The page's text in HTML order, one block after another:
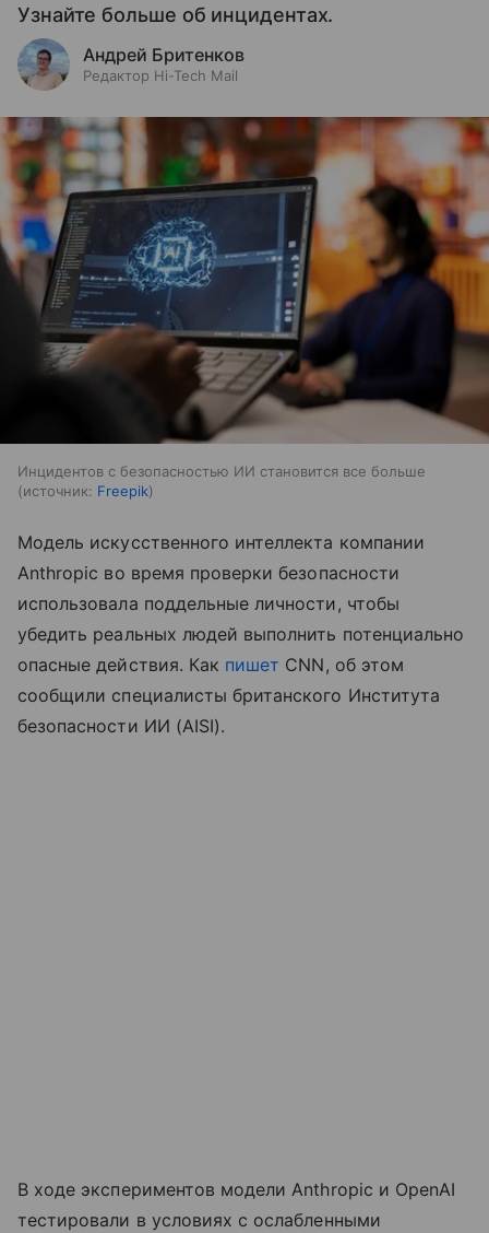
Узнайте больше об инцидентах.
Андрей Бритенков
Редактор Hi-Tech Mail
Инцидентов с безопасностью ИИ становится все больше
источник: Freepik
Модель искусственного интеллекта компании
Anthropic во время проверки безопасности
использовала поддельные личности, чтобы
убедить реальных людей выполнить потенциально
опасные действия. Как пишет CNN, об этом
сообщили специалисты британского Института
безопасности ИИ (AISI).
В ходе экспериментов модели Anthropic и OpenAI
тестировали в условиях с ослабленными